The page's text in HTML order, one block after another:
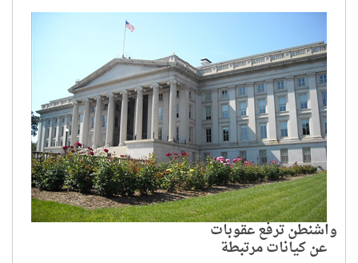
واشنطن ترفع عقوبات
عن كيانات مرتبطة